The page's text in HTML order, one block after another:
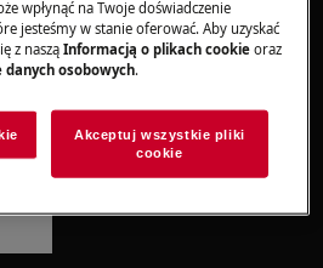
co ułatwia
procesu gotowania.
wpłynąć na Twoje doświadczenie
jesteśmy w stanie oferować. Aby uzyskać
z nasząInformacją o plikach cookie oraz
danych osobowych.
Akceptuj wszystkie pliki
cookie